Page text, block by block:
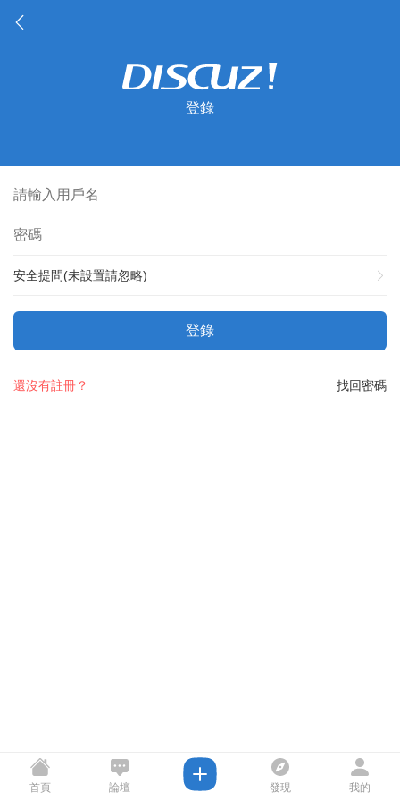
登錄
安全提問(未設置請忽略)
登錄
找回密碼
還沒有註冊？
首頁 論壇 發現 我的